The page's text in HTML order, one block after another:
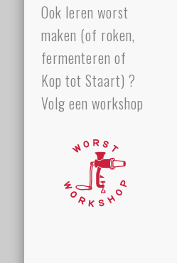
Ook leren worst
maken (of roken,
fermenteren of
Kop tot Staart) ?
Volg een workshop